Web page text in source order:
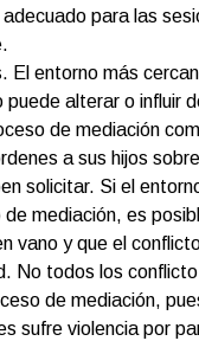
para las
El entorno más
puede alterar o influir
de mediación
a sus hijos
solicitar. Si el
de mediación, es
vano y que el
No todos los
de mediación,
sufre violencia por